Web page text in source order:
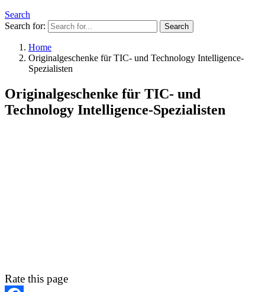
Search
Search for:
Home
Originalgeschenke für TIC- und Technology Intelligence-
Spezialisten
Originalgeschenke für TIC- und
Technology Intelligence-Spezialisten
Rate this page